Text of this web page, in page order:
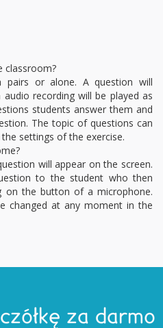
classroom?
pairs or alone. A question will
recording will be played as
students answer them and
The topic of questions can
settings of the exercise.
will appear on the screen.
to the student who then
on the button of a microphone.
changed at any moment in the
za darmo